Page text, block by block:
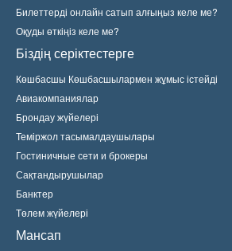
Билеттерді онлайн сатып алғыңыз келе ме?
Оқуды өткіңіз келе ме?
Біздің серіктестерге
Көшбасшы Көшбасшылармен жұмыс істейді
Авиакомпаниялар
Брондау жүйелері
Теміржол тасымалдаушылары
Гостиничные сети и брокеры
Сақтандырушылар
Банктер
Төлем жүйелері
Мансап